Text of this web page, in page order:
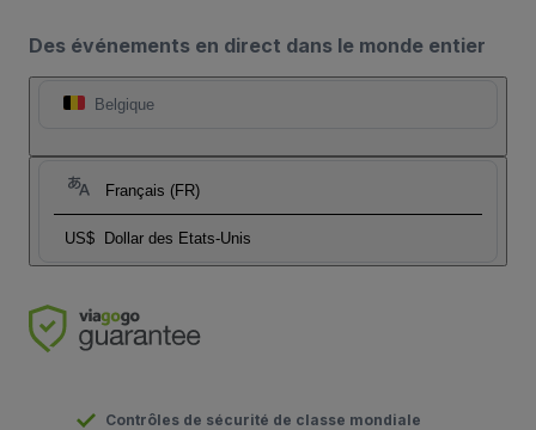
Des événements en direct dans le monde entier
Belgique
Français (FR)
US$ Dollar des Etats-Unis
Contrôles de sécurité de classe mondiale